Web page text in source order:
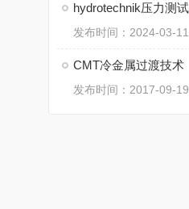
发布时间：2024-03-11
CMT冷金属过渡技术
发布时间：2017-09-19